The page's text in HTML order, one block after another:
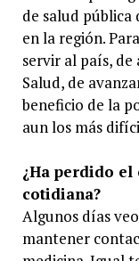
de salud pública
en la región.
servir al país,
Salud, de
beneficio de la
aun los más
¿Ha perdido
cotidiana?
Algunos días
mantener